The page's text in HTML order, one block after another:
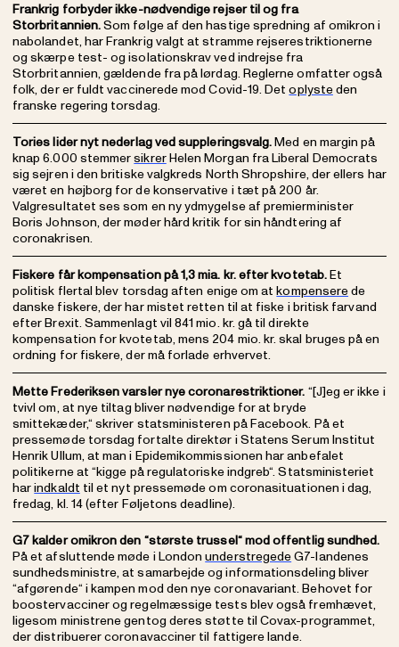
Frankrig forbyder ikke-nødvendige rejser til og fra
Storbritannien.Som følge af den hastige spredning af omikron i
nabolandet, har Frankrig valgt at stramme rejserestriktionerne
og skærpe test- og isolationskrav ved indrejse fra
Storbritannien, gældende fra på lørdag. Reglerne omfatter også
folk, der er fuldt vaccinerede mod Covid-19. Detoplysteden
franske regering torsdag.
Tories lider nyt nederlag ved suppleringsvalg.Med en margin på
knap 6.000 stemmersikrerHelen Morgan fra Liberal Democrats
sig sejren i den britiske valgkreds North Shropshire, der ellers har
været en højborg for de konservative i tæt på 200 år.
Valgresultatet ses som en ny ydmygelse af premierminister
Boris Johnson, der møder hård kritik for sin håndtering af
coronakrisen.
Fiskere får kompensation på 1,3 mia. kr. efter kvotetab.Et
politisk flertal blev torsdag aften enige om atkompenserede
danske fiskere, der har mistet retten til at fiske i britisk farvand
efter Brexit. Sammenlagt vil 841 mio. kr. gå til direkte
kompensation for kvotetab, mens 204 mio. kr. skal bruges på en
ordning for fiskere, der må forlade erhvervet.
Mette Frederiksen varsler nye coronarestriktioner. “[J]eg er ikke i
tvivl om, at nye tiltag bliver nødvendige for at bryde
smittekæder,“ skriver statsministeren på Facebook. På et
pressemøde torsdag fortalte direktør i Statens Serum Institut
Henrik Ullum, at man i Epidemikommissionen har anbefalet
politikerne at “kigge på regulatoriske indgreb“. Statsministeriet
harindkaldt til et nyt pressemøde om coronasituationen i dag,
fredag, kl. 14 (efter Føljetons deadline).
G7 kalder omikron den “største trussel“ mod offentlig sundhed.
På et afsluttende møde i LondonunderstregedeG7-landenes
sundhedsministre, at samarbejde og informationsdeling bliver
“afgørende“ i kampen mod den nye coronavariant. Behovet for
boostervacciner og regelmæssige tests blev også fremhævet,
ligesom ministrene gentog deres støtte til Covax-programmet,
der distribuerer coronavacciner til fattigere lande.